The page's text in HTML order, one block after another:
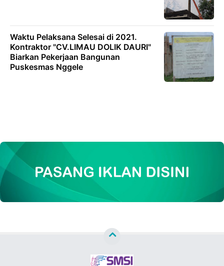
Waktu Pelaksana Selesai di 2021.
Kontraktor "CV.LIMAU DOLIK DAURI"
Biarkan Pekerjaan Bangunan
Puskesmas Nggele